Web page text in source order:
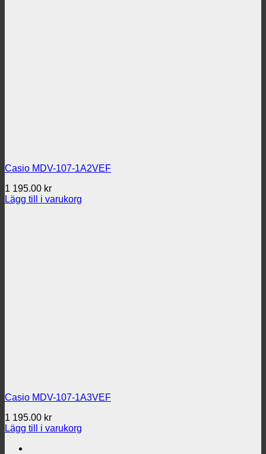
Casio MDV-107-1A2VEF
1 195.00 kr
Lägg till i varukorg
Casio MDV-107-1A3VEF
1 195.00 kr
Lägg till i varukorg